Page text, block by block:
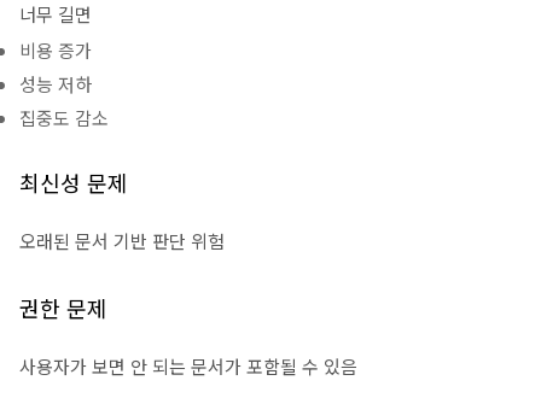
너무 길면
비용 증가
성능 저하
집중도 감소
최신성 문제
오래된 문서 기반 판단 위험
권한 문제
사용자가 보면 안 되는 문서가 포함될 수 있음